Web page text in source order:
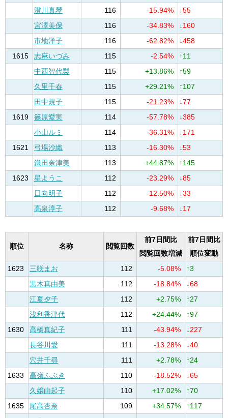
澄川真琴
116 -15.94%
↓55
宮澤美保
116 -34.83%
↓160
市地洋子
116 -62.82%
↓458
1615
志麻いづみ 115 -2.54%
↑11
中西智代梨
115 +13.86%
↑59
久里千春
115 +29.21%
↑107
田中規子
115 -21.23%
↓77
1619
篠原愛実 114 -57.78%
↓385
小山ルミ
114 -36.31%
↓171
1621
弓場沙織 113 -16.30%
↓53
鎌田奈津美
113 +44.87%
↑145
1623
星ようこ 112 -23.29%
↓85
日向明子
112 -12.50%
↓33
高泉淳子
112 -9.68% ↓17
順位 名称 閲覧回数
前7日間比
閲覧回数増減
前7日間比
順位変動
1623
三咲まお 112 -5.08%
↑3
黒木真由美
112 -18.84%
↓68
江夏夕子
112 +2.75%
↑27
浅利香津代
112 +24.44%
↑97
1630
高橋真紀子 111 -43.94%
↓227
長谷川愛
111 -13.28%
↓40
穴井千尋
111 +2.78%
↑24
1633
高嶺ふぶき 110 -18.52%
↓65
久嬢由起子
110 +17.02%
↑70
1635
尾高杏奈 109 +34.57%
↑117